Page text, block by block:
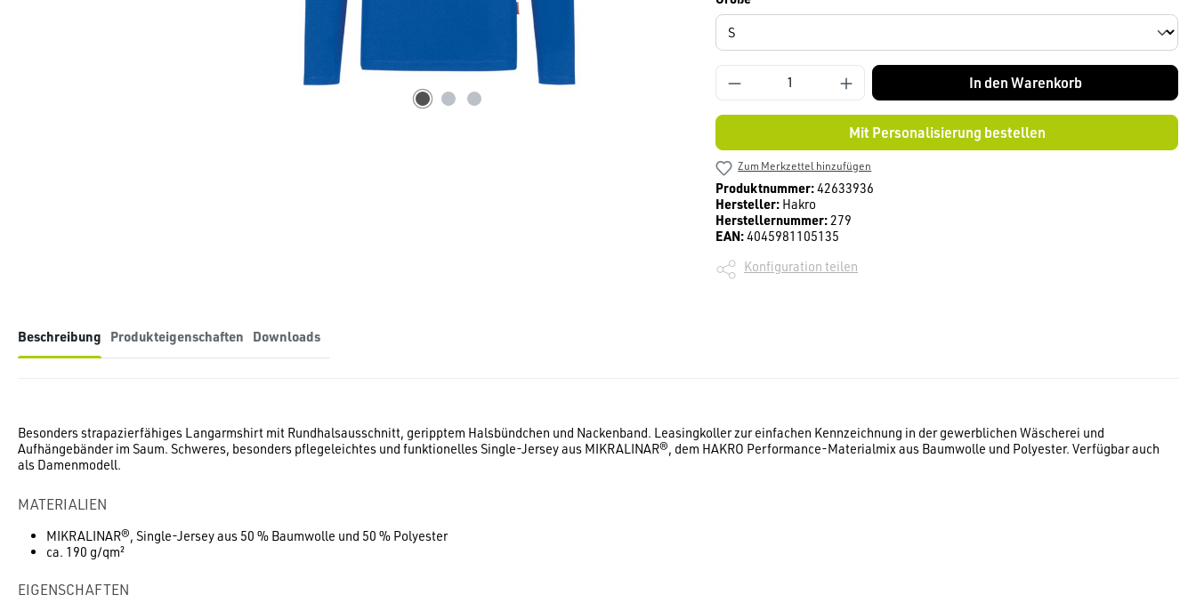
In den Warenkorb
Mit Personalisierung bestellen
Zum Merkzettel hinzufügen
Produktnummer:42633936
Hersteller: Hakro
Herstellernummer: 279
EAN:4045981105135
Konfiguration teilen
Beschreibung Produkteigenschaften Downloads
Besonders strapazierfähiges Langarmshirt mit Rundhalsausschnitt, geripptem Halsbündchen und Nackenband. Leasingkoller zur einfachen Kennzeichnung in der gewerblichen Wäscherei und
Aufhängebänder im Saum. Schweres, besonders pflegeleichtes und funktionelles Single-Jersey aus MIKRALINAR®, dem HAKRO Performance-Materialmix aus Baumwolle und Polyester. Verfügbar auch
als Damenmodell.
MATERIALIEN
MIKRALINAR®, Single-Jersey aus 50 % Baumwolle und 50 % Polyester
ca. 190 g/qm²
EIGENSCHAFTEN